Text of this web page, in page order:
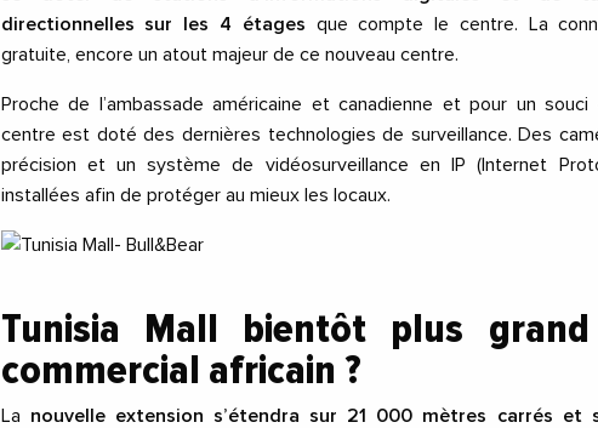
directionnelles sur les 4 étages que compte le centre. La
gratuite, encore un atout majeur de ce nouveau centre.
Proche de l’ambassade américaine et canadienne et pour un
centre est doté des dernières technologies de surveillance. Des
précision et un système de vidéosurveillance en IP (Internet
installées afin de protéger au mieux les locaux.
Tunisia Mall bientôt plus
commercial africain ?
La nouvelle extension s’étendra sur 21 000 mètres carrés et